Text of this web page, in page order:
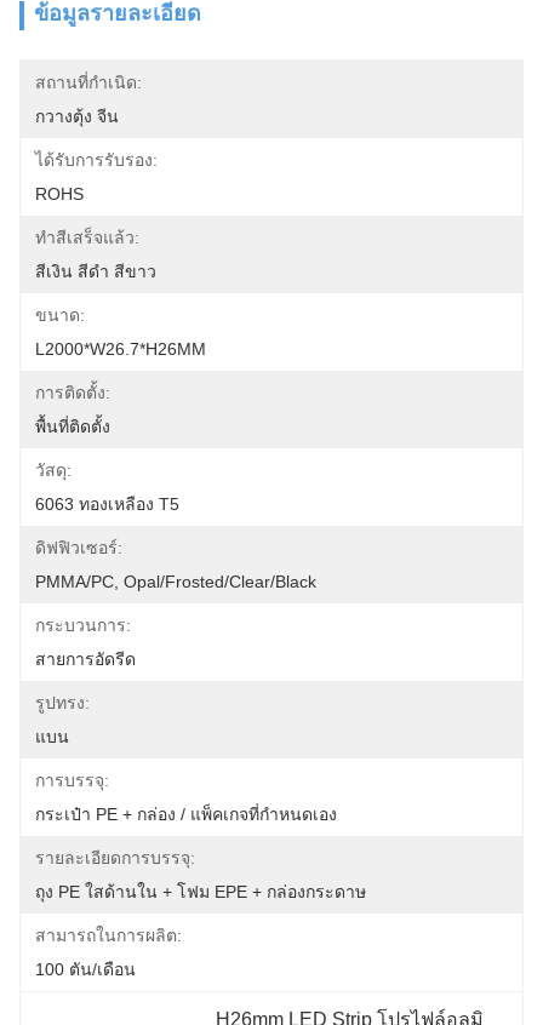
ข้อมูลรายละเอียด
สถานที่กำเนิด:
กวางตุ้ง จีน
ได้รับการรับรอง:
ROHS
ทำสีเสร็จแล้ว:
สีเงิน สีดำ สีขาว
ขนาด:
L2000*W26.7*H26MM
การติดตั้ง:
พื้นที่ติดตั้ง
วัสดุ:
6063 ทองเหลือง T5
ดิฟฟิวเซอร์:
PMMA/PC, Opal/Frosted/Clear/Black
กระบวนการ:
สายการอัดรีด
รูปทรง:
แบน
การบรรจุ:
กระเป๋า PE + กล่อง / แพ็คเกจที่กำหนดเอง
รายละเอียดการบรรจุ:
ถุง PE ใสด้านใน + โฟม EPE + กล่องกระดาษ
สามารถในการผลิต:
100 ตัน/เดือน
H26mm LED Strip โปรไฟล์อลูมิ